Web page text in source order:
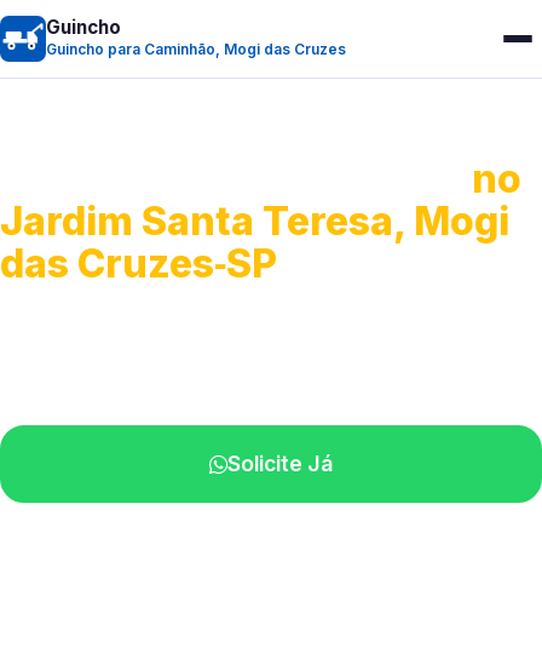
Guincho
Guincho para Caminhão, Mogi das Cruzes
no
Jardim Santa Teresa, Mogi
das Cruzes‑SP
Solicite Já